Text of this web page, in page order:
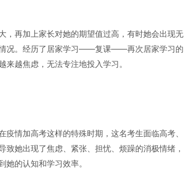
，再加上家长对她的期望值过高，有时她会出现无
况。经历了居家学习——复课——再次居家学习的
越焦虑，无法专注地投入学习。
情加高考这样的特殊时期，这名考生面临高考、
她出现了焦虑、紧张、担忧、烦躁的消极情绪，
的认知和学习效率。